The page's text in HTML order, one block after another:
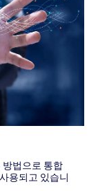
법으로 통합
용되고 있습니